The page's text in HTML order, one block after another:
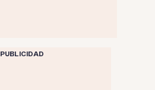
PUBLICIDAD